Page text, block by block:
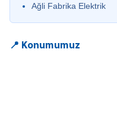
Ağli Fabrika Elektrik
📍 Konumumuz